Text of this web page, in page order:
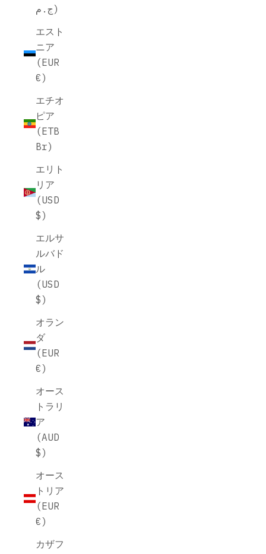
ج.م)
エスト
ニア
(EUR
€)
エチオ
ピア
(ETB
Br)
エリト
リア
(USD
$)
エルサ
ルバド
ル
(USD
$)
オラン
ダ
(EUR
€)
オース
トラリ
ア
(AUD
$)
オース
トリア
(EUR
€)
カザフ